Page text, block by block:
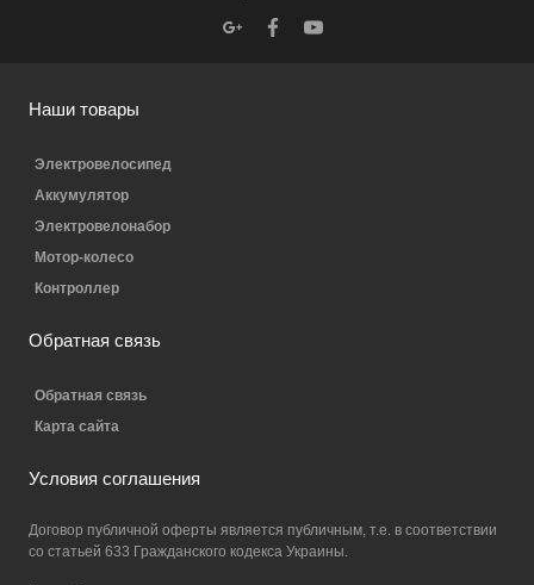
Наши товары
Электровелосипед
Аккумулятор
Электровелонабор
Мотор-колесо
Контроллер
Обратная связь
Обратная связь
Карта сайта
Условия соглашения
Договор публичной оферты является публичным, т.е. в соответствии
со статьей 633 Гражданского кодекса Украины.